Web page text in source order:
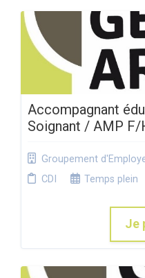
Accompagnant
Soignant / AMP F/
Groupement
CDI
Temps plein
Je